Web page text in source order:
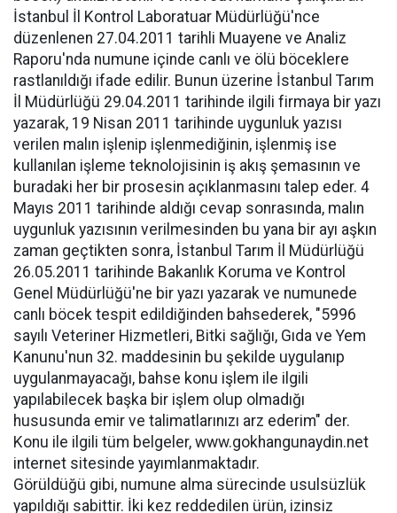
İstanbul İl Kontrol Laboratuar Müdürlüğü'nce
düzenlenen 27.04.2011 tarihli Muayene ve Analiz
Raporu'nda numune içinde canlı ve ölü böceklere
rastlanıldığı ifade edilir. Bunun üzerine İstanbul Tarım
İl Müdürlüğü 29.04.2011 tarihinde ilgili firmaya bir yazı
yazarak, 19 Nisan 2011 tarihinde uygunluk yazısı
verilen malın işlenip işlenmediğinin, işlenmiş ise
kullanılan işleme teknolojisinin iş akış şemasının ve
buradaki her bir prosesin açıklanmasını talep eder. 4
Mayıs 2011 tarihinde aldığı cevap sonrasında, malın
uygunluk yazısının verilmesinden bu yana bir ayı aşkın
zaman geçtikten sonra, İstanbul Tarım İl Müdürlüğü
26.05.2011 tarihinde Bakanlık Koruma ve Kontrol
Genel Müdürlüğü'ne bir yazı yazarak ve numunede
canlı böcek tespit edildiğinden bahsederek, "5996
sayılı Veteriner Hizmetleri, Bitki sağlığı, Gıda ve Yem
Kanunu'nun 32. maddesinin bu şekilde uygulanıp
uygulanmayacağı, bahse konu işlem ile ilgili
yapılabilecek başka bir işlem olup olmadığı
hususunda emir ve talimatlarınızı arz ederim" der.
Konu ile ilgili tüm belgeler, www.gokhangunaydin.net
internet sitesinde yayımlanmaktadır.
Görüldüğü gibi, numune alma sürecinde usulsüzlük
yapıldığı sabittir. İki kez reddedilen ürün, izinsiz